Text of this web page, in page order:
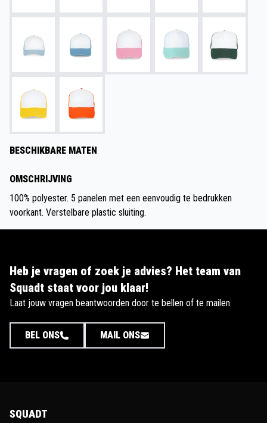
BESCHIKBARE MATEN
OMSCHRIJVING
100% polyester. 5 panelen met een eenvoudig te bedrukken
voorkant. Verstelbare plastic sluiting.
Heb je vragen of zoek je advies? Het team van
Squadt staat voor jou klaar!
Laat jouw vragen beantwoorden door te bellen of te mailen.
BEL ONS MAIL ONS
SQUADT